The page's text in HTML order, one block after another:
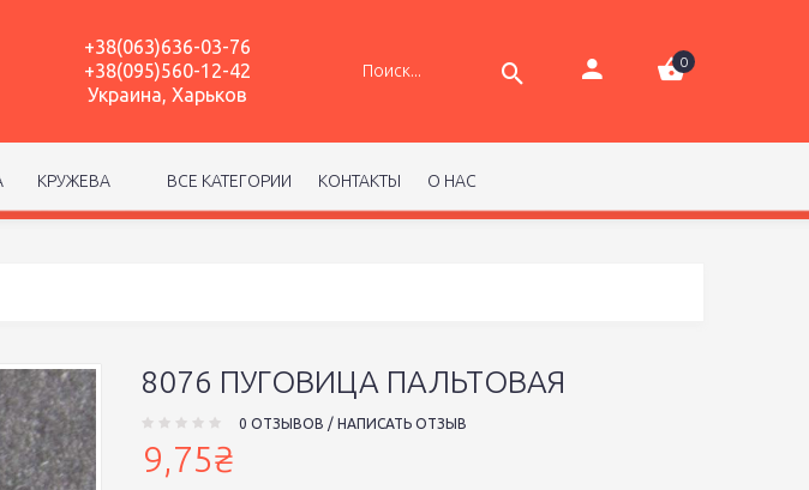
+38(063)636-03-76
+38(095)560-12-42
Украина, Харьков
0
КРУЖЕВА ВСЕ КАТЕГОРИИ КОНТАКТЫ О НАС
8076 ПУГОВИЦА ПАЛЬТОВАЯ
0 ОТЗЫВОВ / НАПИСАТЬ ОТЗЫВ
9,75₴